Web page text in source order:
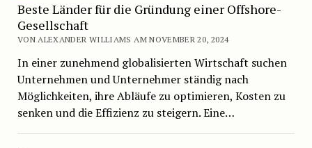
Beste Länder für die Gründung einer Offshore-
Gesellschaft
VON ALEXANDER WILLIAMS AM NOVEMBER 20, 2024
In einer zunehmend globalisierten Wirtschaft suchen
Unternehmen und Unternehmer ständig nach
Möglichkeiten, ihre Abläufe zu optimieren, Kosten zu
senken und die Effizienz zu steigern. Eine…